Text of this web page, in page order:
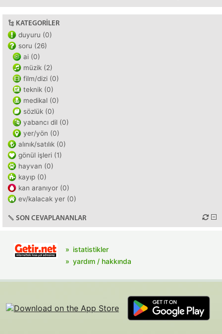
KATEGORILER
duyuru (0)
soru (26)
ai (0)
müzik (2)
film/dizi (0)
teknik (0)
medikal (0)
sözlük (0)
yabancı dil (0)
yer/yön (0)
alınık/satılık (0)
gönül işleri (1)
hayvan (0)
kayıp (0)
kan aranıyor (0)
ev/kalacak yer (0)
SON CEVAPLANANLAR
istatistikler
yardım / hakkında